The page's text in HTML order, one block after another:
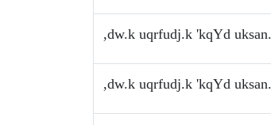
,dw.k uqrfudj.k 'kqYd
,dw.k uqrfudj.k 'kqYd